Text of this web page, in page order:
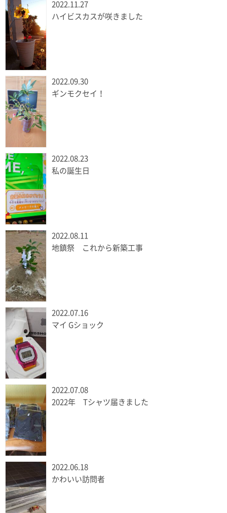
2022.11.27
ハイビスカスが咲きました
2022.09.30
ギンモクセイ！
2022.08.23
私の誕生日
2022.08.11
地鎮祭 これから新築工事
2022.07.16
マイ Gショック
2022.07.08
2022年 Tシャツ届きました
2022.06.18
かわいい訪問者